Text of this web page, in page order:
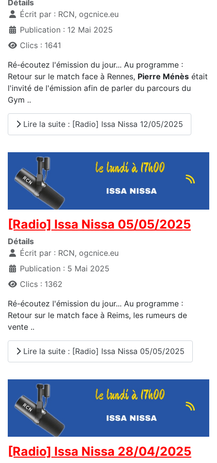
Détails
Écrit par : RCN, ogcnice.eu
Publication : 12 Mai 2025
Clics : 1641
Ré-écoutez l'émission du jour... Au programme :
Retour sur le match face à Rennes, Pierre Ménès était
l'invité de l'émission afin de parler du parcours du
Gym ..
Lire la suite : [Radio] Issa Nissa 12/05/2025
[Radio] Issa Nissa 05/05/2025
Détails
Écrit par : RCN, ogcnice.eu
Publication : 5 Mai 2025
Clics : 1362
Ré-écoutez l'émission du jour... Au programme :
Retour sur le match face à Reims, les rumeurs de
vente ..
Lire la suite : [Radio] Issa Nissa 05/05/2025
[Radio] Issa Nissa 28/04/2025